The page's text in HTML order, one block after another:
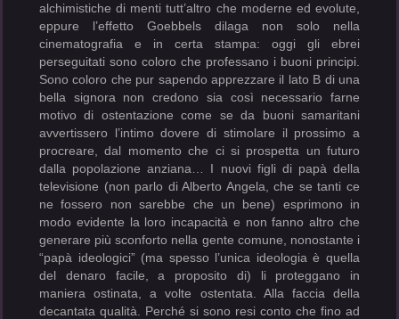
alchimistiche di menti tutt’altro che moderne ed evolute,
eppure l’effetto Goebbels dilaga non solo nella
cinematografia e in certa stampa: oggi gli ebrei
perseguitati sono coloro che professano i buoni principi.
Sono coloro che pur sapendo apprezzare il lato B di una
bella signora non credono sia così necessario farne
motivo di ostentazione come se da buoni samaritani
avvertissero l’intimo dovere di stimolare il prossimo a
procreare, dal momento che ci si prospetta un futuro
dalla popolazione anziana… I nuovi figli di papà della
televisione (non parlo di Alberto Angela, che se tanti ce
ne fossero non sarebbe che un bene) esprimono in
modo evidente la loro incapacità e non fanno altro che
generare più sconforto nella gente comune, nonostante i
“papà ideologici” (ma spesso l’unica ideologia è quella
del denaro facile, a proposito di) li proteggano in
maniera ostinata, a volte ostentata. Alla faccia della
decantata qualità. Perché si sono resi conto che fino ad